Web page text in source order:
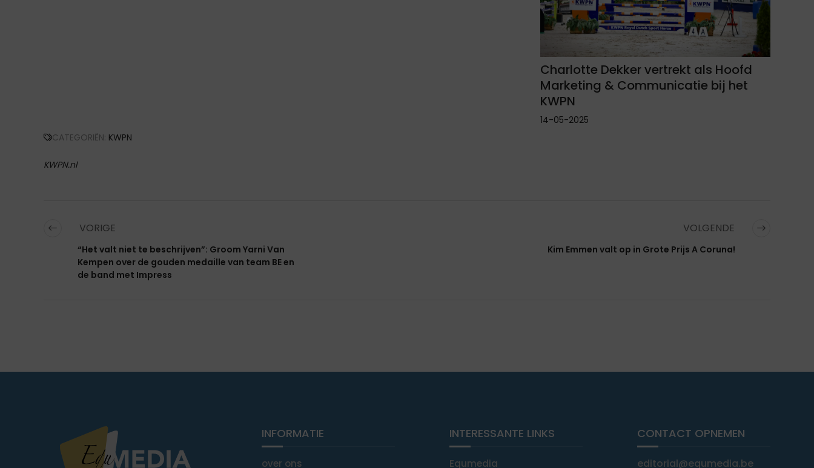
Charlotte Dekker vertrekt als Hoofd
Marketing & Communicatie bij het
KWPN
14-05-2025
CATEGORIËN: KWPN
KWPN.nl
VORIGE
“Het valt niet te beschrijven”: Groom Yarni Van
Kempen over de gouden medaille van team BE en
de band met Impress
VOLGENDE
Kim Emmen valt op in Grote Prijs A Coruna!
INFORMATIE
over ons
INTERESSANTE LINKS
Equmedia
CONTACT OPNEMEN
editorial@equmedia.be